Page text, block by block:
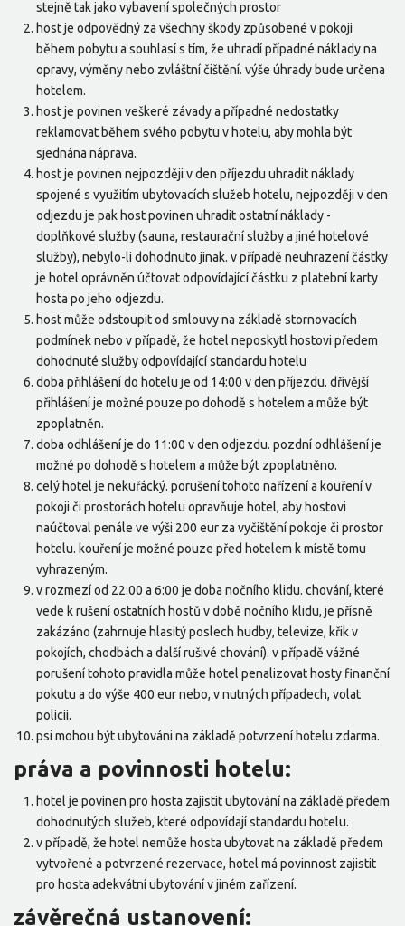
stejně tak jako vybavení společných prostor
host je odpovědný za všechny škody způsobené v pokoji
během pobytu a souhlasí s tím, že uhradí případné náklady na
opravy, výměny nebo zvláštní čištění. výše úhrady bude určena
hotelem.
host je povinen veškeré závady a případné nedostatky
reklamovat během svého pobytu v hotelu, aby mohla být
sjednána náprava.
host je povinen nejpozději v den příjezdu uhradit náklady
spojené s využitím ubytovacích služeb hotelu, nejpozději v den
odjezdu je pak host povinen uhradit ostatní náklady -
doplňkové služby (sauna, restaurační služby a jiné hotelové
služby), nebylo-li dohodnuto jinak. v případě neuhrazení částky
je hotel oprávněn účtovat odpovídající částku z platební karty
hosta po jeho odjezdu.
host může odstoupit od smlouvy na základě stornovacích
podmínek nebo v případě, že hotel neposkytl hostovi předem
dohodnuté služby odpovídající standardu hotelu
doba přihlášení do hotelu je od 14:00 v den příjezdu. dřívější
přihlášení je možné pouze po dohodě s hotelem a může být
zpoplatněn.
doba odhlášení je do 11:00 v den odjezdu. pozdní odhlášení je
možné po dohodě s hotelem a může být zpoplatněno.
celý hotel je nekuřácký. porušení tohoto nařízení a kouření v
pokoji či prostorách hotelu opravňuje hotel, aby hostovi
naúčtoval penále ve výši 200 eur za vyčištění pokoje či prostor
hotelu. kouření je možné pouze před hotelem k místě tomu
vyhrazeným.
v rozmezí od 22:00 a 6:00 je doba nočního klidu. chování, které
vede k rušení ostatních hostů v době nočního klidu, je přísně
zakázáno (zahrnuje hlasitý poslech hudby, televize, křik v
pokojích, chodbách a další rušivé chování). v případě vážné
porušení tohoto pravidla může hotel penalizovat hosty finanční
pokutu a do výše 400 eur nebo, v nutných případech, volat
policii.
psi mohou být ubytováni na základě potvrzení hotelu zdarma.
práva a povinnosti hotelu:
hotel je povinen pro hosta zajistit ubytování na základě předem
dohodnutých služeb, které odpovídají standardu hotelu.
v případě, že hotel nemůže hosta ubytovat na základě předem
vytvořené a potvrzené rezervace, hotel má povinnost zajistit
pro hosta adekvátní ubytování v jiném zařízení.
závěrečná ustanovení: